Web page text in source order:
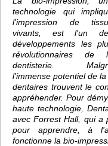
technologie qui
l'impression de
vivants, est l'un
développements les
révolutionnaires de
dentisterie.
l'immense potentiel de
dentaires trouvent le
appréhender. Pour
haute technologie,
avec Forrest Hall, qui a
pour apprendre, à
fonctionne la bio-